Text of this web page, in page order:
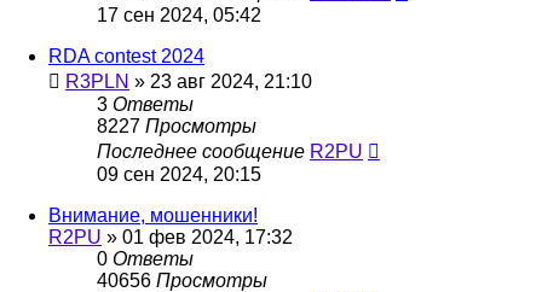
17 сен 2024, 05:42
RDA contest 2024
R3PLN » 23 авг 2024, 21:10
3 Ответы
8227 Просмотры
Последнее сообщение R2PU
09 сен 2024, 20:15
Внимание, мошенники!
R2PU » 01 фев 2024, 17:32
0 Ответы
40656 Просмотры